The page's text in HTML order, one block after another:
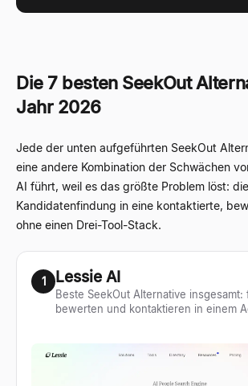
Die 7 besten SeekOut
Jahr 2026
Jede der unten aufgeführten SeekOut
eine andere Kombination der Schwächen
AI führt, weil es das größte Problem löst:
Kandidatenfindung in eine kontaktierte,
ohne einen Drei-Tool-Stack.
1 Lessie AI
Beste SeekOut Alternative insgesamt:
bewerten und kontaktieren in einem